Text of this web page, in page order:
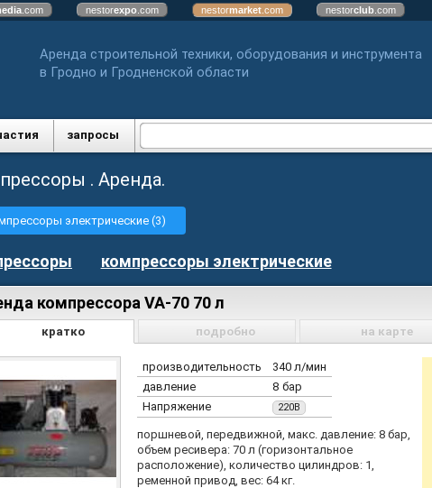
.com nestorexpo .com nestormarket .com nestorclub .com
Аренда строительной техники, оборудования и инструмента
в Гродно и Гродненской области
запросы
. Аренда.
электрические (3)
компрессоры электрические
компрессора VA-70 70 л
кратко подробно на карте
производительность
340 л/мин
давление
8 бар
Напряжение
220В
поршневой, передвижной, макс. давление: 8 бар,
объем ресивера: 70 л (горизонтальное
расположение), количество цилиндров: 1,
ременной привод, вес: 64 кг.